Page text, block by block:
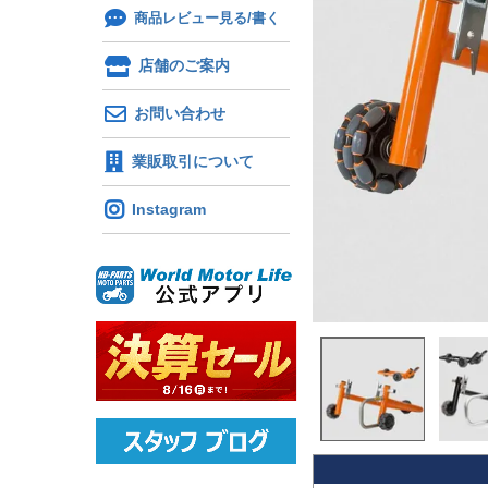
商品レビュー見る/書く
店舗のご案内
お問い合わせ
業販取引について
Instagram